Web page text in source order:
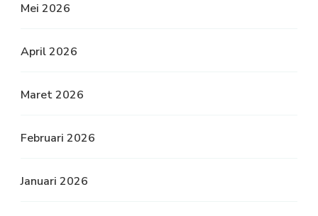
Mei 2026
April 2026
Maret 2026
Februari 2026
Januari 2026